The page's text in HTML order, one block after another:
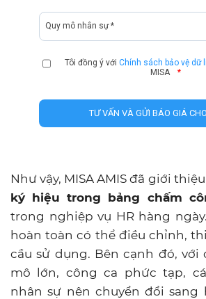
Tôi đồng ý với Chính sách bảo vệ dữ
MISA
*
Như vậy, MISA AMIS đã giới
ký hiệu trong bảng chấm
trong nghiệp vụ HR hàng
hoàn toàn có thể điều chỉnh,
cầu sử dụng. Bên cạnh đó, với
mô lớn, công ca phức tạp,
nhân sự nên chuyển đổi sang